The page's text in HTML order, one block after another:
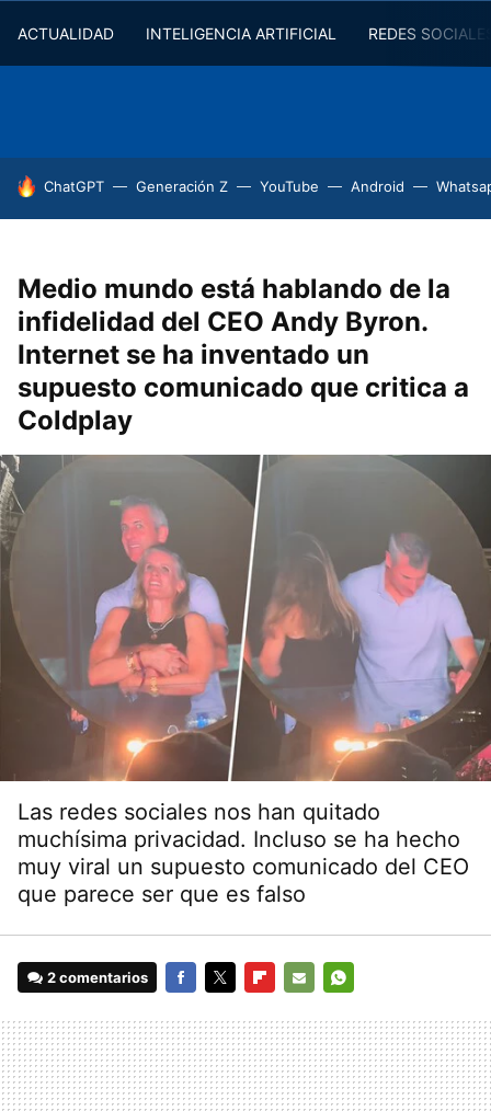
ACTUALIDAD INTELIGENCIA ARTIFICIAL REDES
HOY SE HABLA DE
ChatGPT Generación Z YouTube Android
Medio mundo está hablando de la
infidelidad del CEO Andy Byron.
Internet se ha inventado un
supuesto comunicado que critica a
Coldplay
Las redes sociales nos han quitado
muchísima privacidad. Incluso se ha hecho
muy viral un supuesto comunicado del CEO
que parece ser que es falso
2 comentarios
MAIL